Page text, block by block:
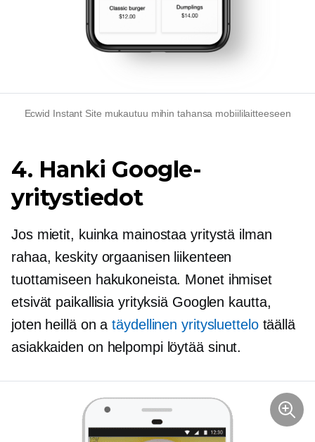
Ecwid Instant Site mukautuu mihin tahansa mobiililaitteeseen
4. Hanki Google-
yritystiedot
Jos mietit, kuinka mainostaa yritystä ilman
rahaa, keskity orgaanisen liikenteen
tuottamiseen hakukoneista. Monet ihmiset
etsivät paikallisia yrityksiä Googlen kautta,
joten heillä on atäydellinen yritysluettelotäällä
asiakkaiden on helpompi löytää sinut.